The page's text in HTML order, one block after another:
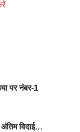
पर नंबर-1
विदाई…